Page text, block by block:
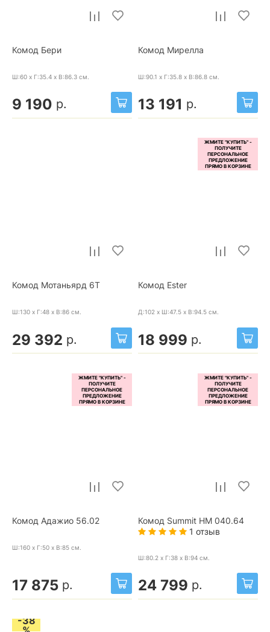
Комод Бери
Ш:60 x Г:35.4 x В:86.3 см.
9 190 р.
Комод Мирелла
Ш:90.1 x Г:35.8 x В:86.8 см.
13 191 р.
Комод Мотаньярд 6Т
Ш:130 x Г:48 x В:86 см.
29 392 р.
Комод Ester
Д:102 x Ш:47.5 x В:94.5 см.
18 999 р.
Комод Адажио 56.02
Ш:160 x Г:50 x В:85 см.
17 875 р.
Комод Summit НМ 040.64
1 отзыв
Ш:80.2 x Г:38 x В:94 см.
24 799 р.
-38